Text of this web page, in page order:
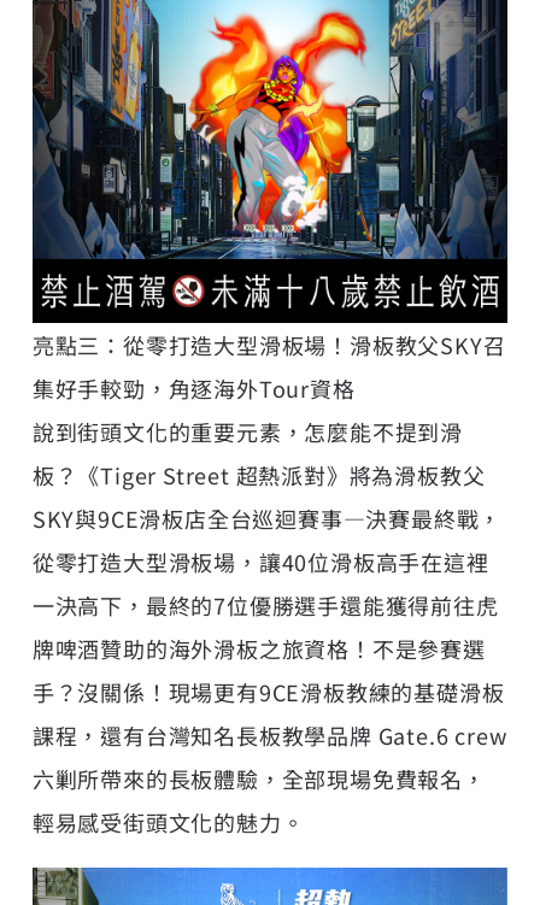
亮點三：從零打造大型滑板場！滑板教父SKY召
集好手較勁，角逐海外Tour資格
說到街頭文化的重要元素，怎麼能不提到滑
板？《Tiger Street 超熱派對》將為滑板教父
SKY與9CE滑板店全台巡迴賽事—決賽最終戰，
從零打造大型滑板場，讓40位滑板高手在這裡
一決高下，最終的7位優勝選手還能獲得前往虎
牌啤酒贊助的海外滑板之旅資格！不是參賽選
手？沒關係！現場更有9CE滑板教練的基礎滑板
課程，還有台灣知名長板教學品牌 Gate.6 crew
六剿所帶來的長板體驗，全部現場免費報名，
輕易感受街頭文化的魅力。